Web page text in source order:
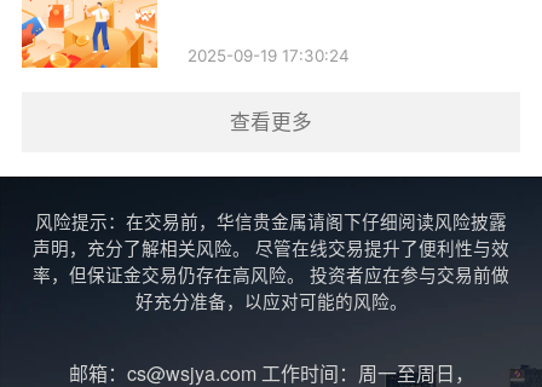
国的就业数据和消费数据，将影响市场对经济前景的预
期，进而影响黄金价格。
3. 地缘政治风险：如中东局势、乌克兰战争等地缘
政治事件的进展，都会对市场情绪产生重大影响，进而
推动黄金价格波动。
四、投资策略
以下几种策略：
2025-09-19 17:30:24
查看更多
风险提示：在交易前，华信贵金属请阁下仔细阅读风险披露
声明，充分了解相关风险。 尽管在线交易提升了便利性与效
率，但保证金交易仍存在高风险。 投资者应在参与交易前做
好充分准备，以应对可能的风险。
邮箱：cs@wsjya.com 工作时间：周一至周日，